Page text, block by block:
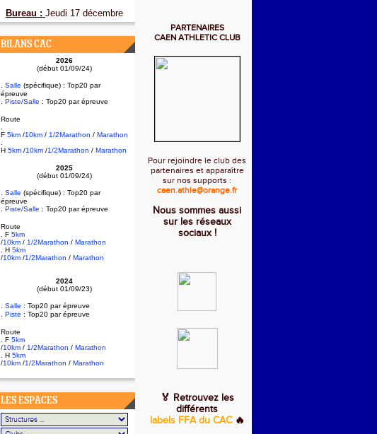
Bureau : Jeudi 17 décembre
BILANS CAC
2026
(début 01/09/24)
. Salle (spécifique) : Top20 par
épreuve
Piste/Salle : Top20 par épreuve
Route
F 5km /10km / 1/2Marathon / Marathon
H 5km /10km /1/2Marathon / Marathon
2025
(début 01/09/24)
. Salle (spécifique) : Top20 par
épreuve
Piste/Salle : Top20 par épreuve
Route
. F 5km
/10km / 1/2Marathon / Marathon
. H 5km
/10km /1/2Marathon / Marathon
2024
(début 01/09/23)
. Salle : Top20 par épreuve
Piste : Top20 par épreuve
Route
. F 5km
/10km / 1/2Marathon / Marathon
. H 5km
/10km /1/2Marathon / Marathon
LES ESPACES
PARTENAIRES
CAEN ATHLETIC CLUB
Pour rejoindre le club des
partenaires et apparaître
sur nos supports :
caen.athle@orange.fr
Nous sommes aussi
sur les réseaux
sociaux !
🏅 Retrouvez les
différents
labels FFA du CAC 🔥